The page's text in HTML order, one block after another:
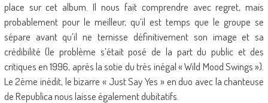
place sur cet album. Il nous fait comprendre avec regret, mais
probablement pour le meilleur, qu’il est temps que le groupe se
sépare avant qu’il ne ternisse définitivement son image et sa
crédibilité (le problème s’était posé de la part du public et des
critiques en 1996, après la sotie du très inégal « Wild Mood Swings »).
Le 2ème inédit, le bizarre « Just Say Yes » en duo avec la chanteuse
de Republica nous laisse également dubitatifs.